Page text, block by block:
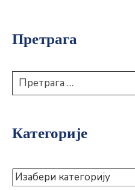
Претрага
Категорије